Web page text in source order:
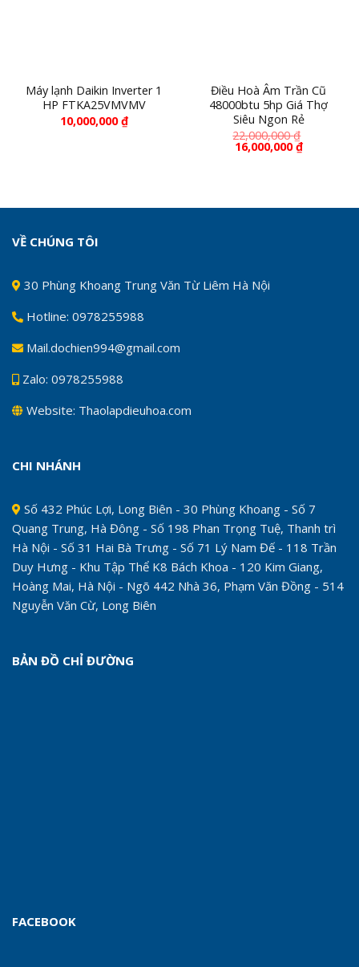
Máy lạnh Daikin Inverter 1
HP FTKA25VMVMV
10,000,000₫
Điều Hoà Âm Trần Cũ
48000btu 5hp Giá Thợ
Siêu Ngon Rẻ
22,000,000₫
16,000,000₫
VỀ CHÚNG TÔI
30 Phùng Khoang Trung Văn Từ Liêm Hà Nội
Hotline: 0978255988
Mail.dochien994@gmail.com
Zalo: 0978255988
Website: Thaolapdieuhoa.com
CHI NHÁNH
Số 432 Phúc Lợi, Long Biên - 30 Phùng Khoang - Số 7
Quang Trung, Hà Đông - Số 198 Phan Trọng Tuệ, Thanh trì
Hà Nội - Số 31 Hai Bà Trưng - Số 71 Lý Nam Đế - 118 Trần
Duy Hưng - Khu Tập Thể K8 Bách Khoa - 120 Kim Giang,
Hoàng Mai, Hà Nội - Ngõ 442 Nhà 36, Phạm Văn Đồng - 514
Nguyễn Văn Cừ, Long Biên
BẢN ĐỒ CHỈ ĐƯỜNG
FACEBOOK